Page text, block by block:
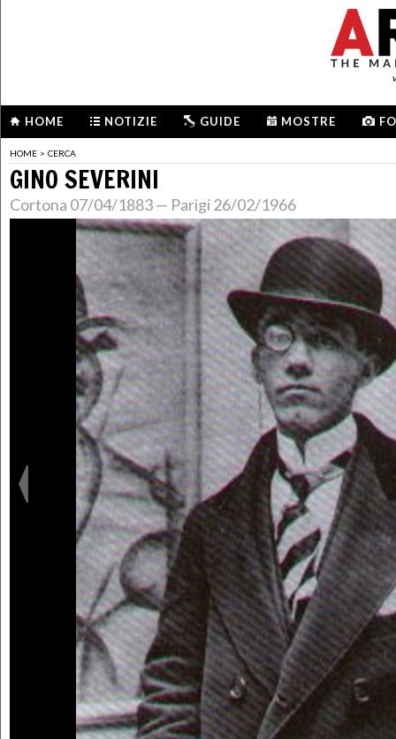
HOME NOTIZIE GUIDE MOSTRE
HOME > CERCA
GINO SEVERINI
Cortona 07/04/1883 — Parigi 26/02/1966